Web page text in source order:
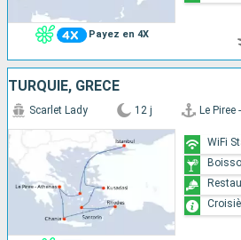
Payez en 4X
TURQUIE, GRÈCE
Scarlet Lady 12 j Le Piree
WiFi